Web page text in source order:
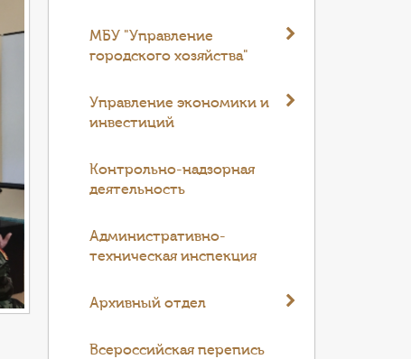
МБУ "Управление
городского хозяйства"
Управление экономики и
инвестиций
Контрольно-надзорная
деятельность
Административно-
техническая инспекция
Архивный отдел
Всероссийская перепись